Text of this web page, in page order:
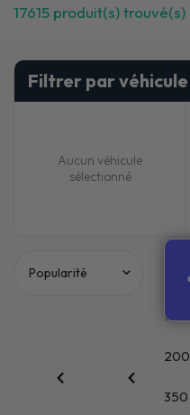
17615 produit(s) trouvé(s)
Filtrer par véhicule
Aucun véhicule
sélectionné
1
200
350